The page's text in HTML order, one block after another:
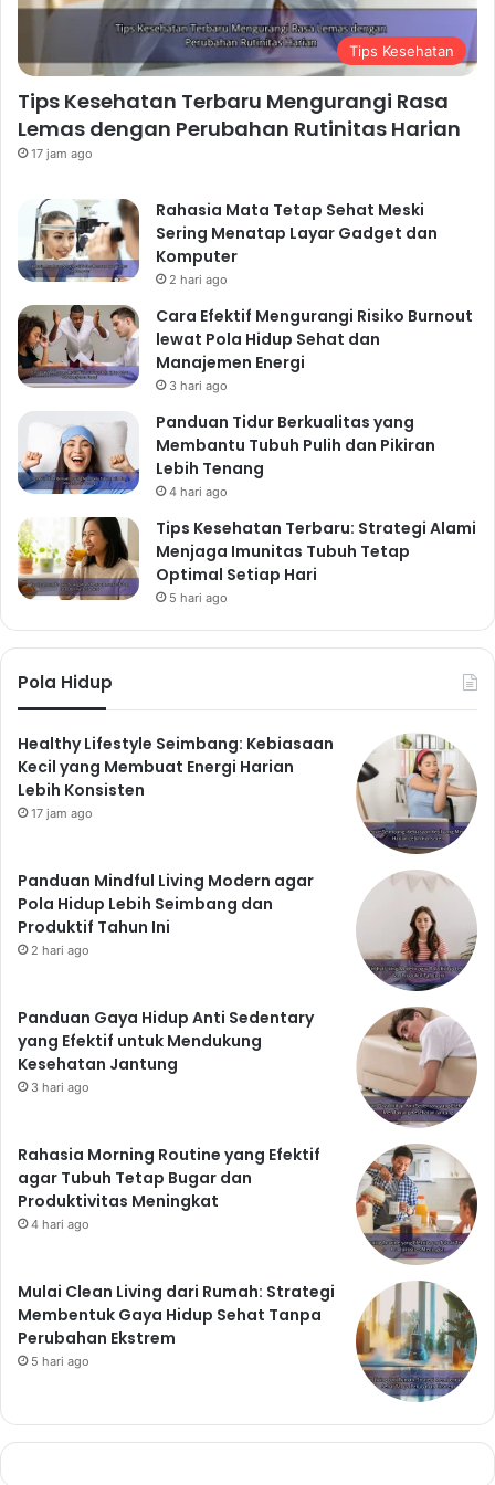
Aplikasi ini dapat memotivasi Anda untuk lebih aktif
dan meningkatkan kesadaran akan gaya hidup sehat.
Aplikasi Resep Sehat
Manfaatkan aplikasi resep sehat untuk menemukan
ide-ide makanan bergizi dan mudah dibuat. Aplikasi ini
menghindari kebingungan dalam memilih makanan
sehat.
Aplikasi Meditasi dan Relaksasi
Banyak aplikasi yang menawarkan panduan meditasi
dan relaksasi yang dapat Anda gunakan untuk
mengurangi stres dan meningkatkan kesejahteraan
mental.
Kesimpulan: Hidup Sehat di
Era Digital, Sebuah
Komitmen
Hidup sehat di era digital bukanlah hal yang mustahil.
Dengan manajemen waktu yang efektif, pilihan nutrisi
yang tepat, pengurangan stres, dan pemanfaatan
teknologi yang bijak, kita dapat mencapai
Ingatlah bahwa konsistensi dan komitmen adalah kunci
utama untuk meraih gaya hidup sehat yang
berkelanjutan. Jangan ragu untuk memulai langkah
kecil, dan secara bertahap bangun kebiasaan sehat
yang akan memberikan dampak positif jangka panjang
Tips Kesehatan
Tips Kesehatan Terbaru Mengurangi Rasa
Lemas dengan Perubahan Rutinitas Harian
17 jam ago
Rahasia Mata Tetap Sehat Meski
Sering Menatap Layar Gadget dan
Komputer
2 hari ago
Cara Efektif Mengurangi Risiko Burnout
lewat Pola Hidup Sehat dan
Manajemen Energi
3 hari ago
Panduan Tidur Berkualitas yang
Membantu Tubuh Pulih dan Pikiran
Lebih Tenang
4 hari ago
Tips Kesehatan Terbaru: Strategi Alami
Menjaga Imunitas Tubuh Tetap
Optimal Setiap Hari
5 hari ago
Pola Hidup
Healthy Lifestyle Seimbang: Kebiasaan
Kecil yang Membuat Energi Harian
Lebih Konsisten
17 jam ago
Panduan Mindful Living Modern agar
Pola Hidup Lebih Seimbang dan
Produktif Tahun Ini
2 hari ago
Panduan Gaya Hidup Anti Sedentary
yang Efektif untuk Mendukung
Kesehatan Jantung
3 hari ago
Rahasia Morning Routine yang Efektif
agar Tubuh Tetap Bugar dan
Produktivitas Meningkat
4 hari ago
Mulai Clean Living dari Rumah: Strategi
Membentuk Gaya Hidup Sehat Tanpa
Perubahan Ekstrem
5 hari ago